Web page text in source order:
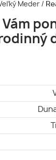
Meder /